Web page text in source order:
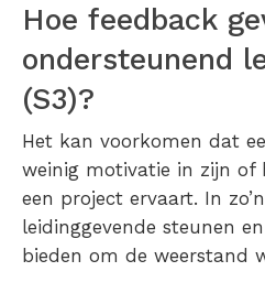
Hoe feedback
ondersteunend
(S3)?
Het kan voorkomen dat
weinig motivatie in zijn of
een project ervaart. In
leidinggevende steunen
bieden om de weerstand